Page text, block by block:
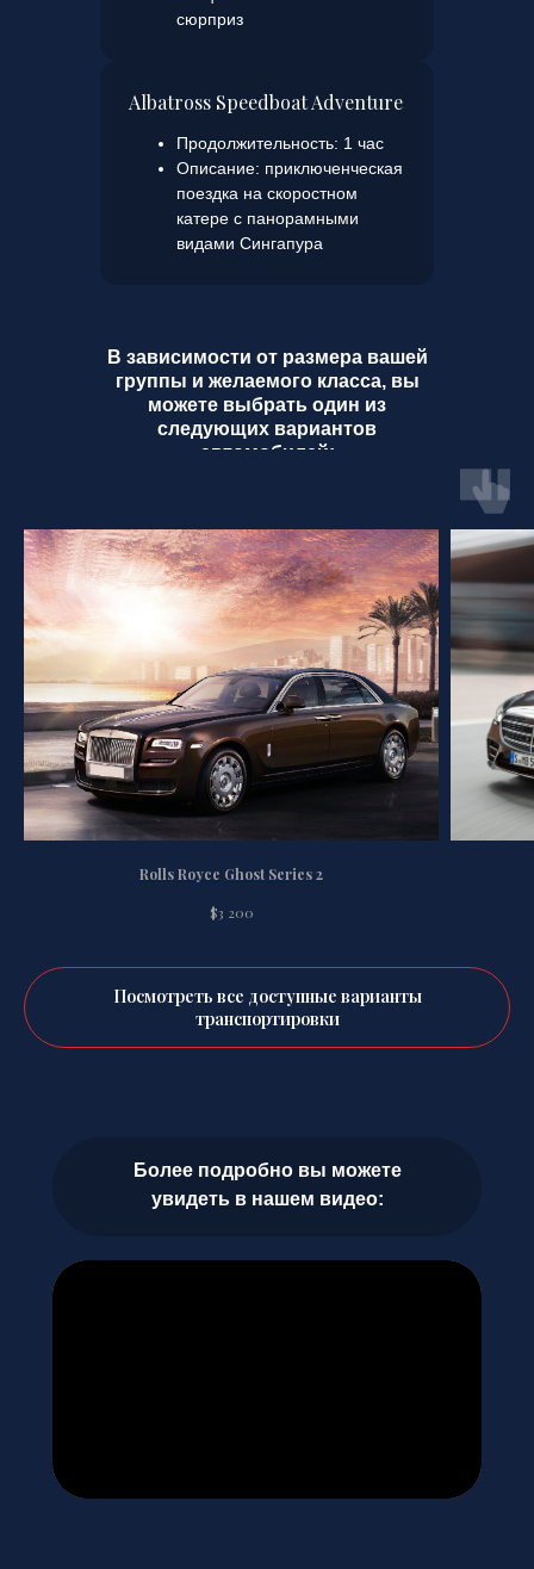
сюрприз
Albatross Speedboat Adventure
Продолжительность: 1 час
Описание: приключенческая
поездка на скоростном
катере с панорамными
видами Сингапура
В зависимости от размера вашей
группы и желаемого класса, вы
можете выбрать один из
следующих вариантов
автомобилей:
Rolls Royce Ghost Series 2
$3 200
Посмотреть все доступные варианты
транспортировки
Более подробно вы можете
увидеть в нашем видео: